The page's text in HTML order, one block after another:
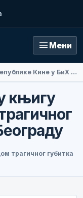
menu Мени
Амбасадорка Народне Републике Кине у БиХ Ли Фан посјетила Добој
књигу
трагичног губитка